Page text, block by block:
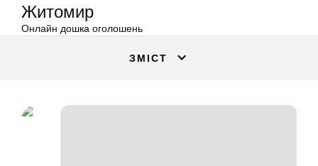
Житомир
Онлайн дошка оголошень
ЗМІСТ